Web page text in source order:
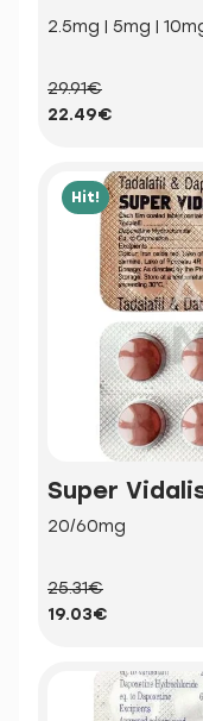
2.5mg | 5mg |
29.91€
22.49€
Hit!
Super
20/60mg
25.31€
19.03€